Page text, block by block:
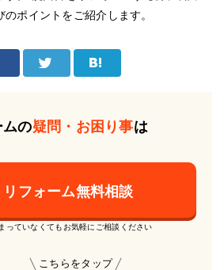
ポイントをご紹介します。
ムの疑問・お困り事は
リフォーム無料相談
っていなくてもお気軽にご相談ください
こちらをタップ